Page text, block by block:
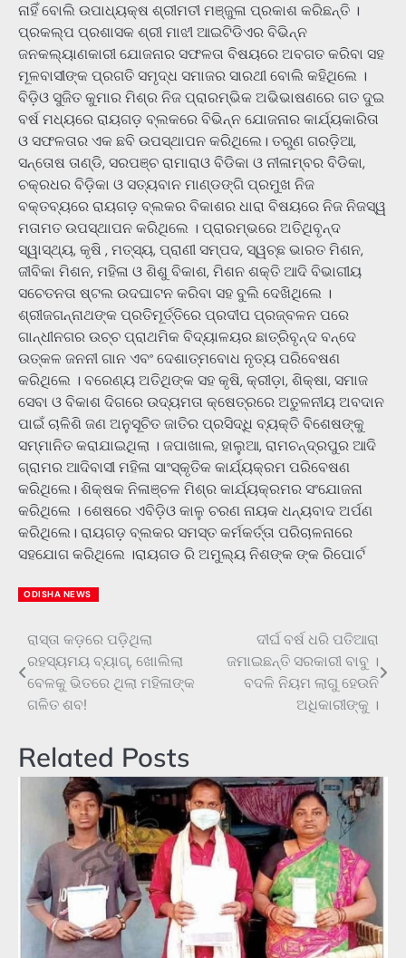
ନାହିଁ ବୋଲି ଉପାଧ୍ୟକ୍ଷ ଶ୍ରୀମତୀ ମଞ୍ଜୁଳା ପ୍ରକାଶ କରିଛନ୍ତି ।
ପ୍ରକଲ୍ପ ପ୍ରଶାସକ ଶ୍ରୀ ମାଝୀ ଆଇଟିଡିଏର ବିଭିନ୍ନ
ଜନକଲ୍ୟାଣକାରୀ ଯୋଜନାର ସଫଳତା ବିଷୟରେ ଅବଗତ କରିବା ସହ
ମୂଳବାସୀଙ୍କ ପ୍ରଗତି ସମୃଦ୍ଧ ସମାଜର ସାରଥୀ ବୋଲି କହିଥିଲେ ।
ବିଡ଼ିଓ ସୁଜିତ କୁମାର ମିଶ୍ର ନିଜ ପ୍ରାରମ୍ଭିକ ଅଭିଭାଷଣରେ ଗତ ଦୁଇ
ବର୍ଷ ମଧ୍ୟରେ ରାୟଗଡ଼ ବ୍ଲକରେ ବିଭିନ୍ନ ଯୋଜନାର କାର୍ଯ୍ୟକାରିତା
ଓ ସଫଳତାର ଏକ ଛବି ଉପସ୍ଥାପନ କରିଥିଲେ। ତରୁଣ ଗରଡ଼ିଆ,
ସନ୍ତୋଷ ତାଣ୍ଡି, ସରପଞ୍ଚ ରାମାରାଓ ବିଡିକା ଓ ନୀଳାମ୍ବର ବିଡିକା,
ଚକ୍ରଧର ବିଡ଼ିକା ଓ ସତ୍ୟବାନ ମାଣ୍ଡଙ୍ଗି ପ୍ରମୁଖ ନିଜ
ବକ୍ତବ୍ୟରେ ରାୟଗଡ଼ ବ୍ଲକର ବିକାଶର ଧାରା ବିଷୟରେ ନିଜ ନିଜସ୍ୱ
ମତାମତ ଉପସ୍ଥାପନ କରିଥିଲେ । ପ୍ରାରମ୍ଭରେ ଅତିଥିବୃନ୍ଦ
ସ୍ୱାସ୍ଥ୍ୟ, କୃଷି , ମତ୍ସ୍ୟ, ପ୍ରାଣୀ ସମ୍ପଦ, ସ୍ୱଚ୍ଛ ଭାରତ ମିଶନ,
ଜୀବିକା ମିଶନ, ମହିଳା ଓ ଶିଶୁ ବିକାଶ, ମିଶନ ଶକ୍ତି ଆଦି ବିଭାଗୀୟ
ସଚେତନତା ଷ୍ଟଲ ଉଦଘାଟନ କରିବା ସହ ବୁଲି ଦେଖିଥିଲେ ।
ଶ୍ରୀଜଗନ୍ନାଥଙ୍କ ପ୍ରତିମୂର୍ତ୍ତିରେ ପ୍ରଦୀପ ପ୍ରଜ୍ବଳନ ପରେ
ଗାନ୍ଧୀନଗର ଉଚ୍ଚ ପ୍ରାଥମିକ ବିଦ୍ୟାଳୟର ଛାତ୍ରିବୃନ୍ଦ ବନ୍ଦେ
ଉତ୍କଳ ଜନନୀ ଗାନ ଏବଂ ଦେଶାତ୍ମବୋଧ ନୃତ୍ୟ ପରିବେଷଣ
କରିଥିଲେ । ବରେଣ୍ୟ ଅତିଥିଙ୍କ ସହ କୃଷି, କ୍ରୀଡ଼ା, ଶିକ୍ଷା, ସମାଜ
ସେବା ଓ ବିକାଶ ଦିଗରେ ଉଦ୍ୟମତା କ୍ଷେତ୍ରରେ ଅତୁଳନୀୟ ଅବଦାନ
ପାଇଁ ଚାଳିଶି ଜଣ ଅନୁସୂଚିତ ଜାତିର ପ୍ରସିଦ୍ଧି ବ୍ୟକ୍ତି ବିଶେଷଙ୍କୁ
ସମ୍ମାନିତ କରାଯାଇଥିଲା । ଜପାଖାଲ, ହାଲୁଆ, ରାମଚନ୍ଦ୍ରପୁର ଆଦି
ଗ୍ରାମର ଆଦିବାସୀ ମହିଳା ସାଂସ୍କୃତିକ କାର୍ଯ୍ୟକ୍ରମ ପରିବେଷଣ
କରିଥିଲେ। ଶିକ୍ଷକ ନିଳାଞ୍ଚଳ ମିଶ୍ର କାର୍ଯ୍ୟକ୍ରମର ସଂଯୋଜନା
କରିଥିଲେ । ଶେଷରେ ଏବିଡ଼ିଓ କାଳୁ ଚରଣ ନାୟକ ଧନ୍ୟବାଦ ଅର୍ପଣ
କରିଥିଲେ। ରାୟଗଡ଼ ବ୍ଲକର ସମସ୍ତ କର୍ମକର୍ତ୍ତା ପରିଚାଳନାରେ
ସହଯୋଗ କରିଥିଲେ ।ରାୟଗଡ ରି ଅମୁଲ୍ୟ ନିଶଙ୍କ ଙ୍କ ରିପୋର୍ଟ
ODISHA NEWS
Post
navigation
ରାସ୍ତା କଡ଼ରେ ପଡ଼ିଥିଲା
ରହସ୍ୟମୟ ବ୍ୟାଗ୍‌, ଖୋଲିଲା
ବେଳକୁ ଭିତରେ ଥିଲା ମହିଳାଙ୍କ
ଗଳିତ ଶବ!
ଦୀର୍ଘ ବର୍ଷ ଧରି ପତିଆରା
ଜମାଇଛନ୍ତି ସରକାରୀ ବାବୁ ।
ବଦଳି ନିୟମ ଲାଗୁ ହେଉନି
ଅଧିକାରୀଙ୍କୁ ।
Related Posts